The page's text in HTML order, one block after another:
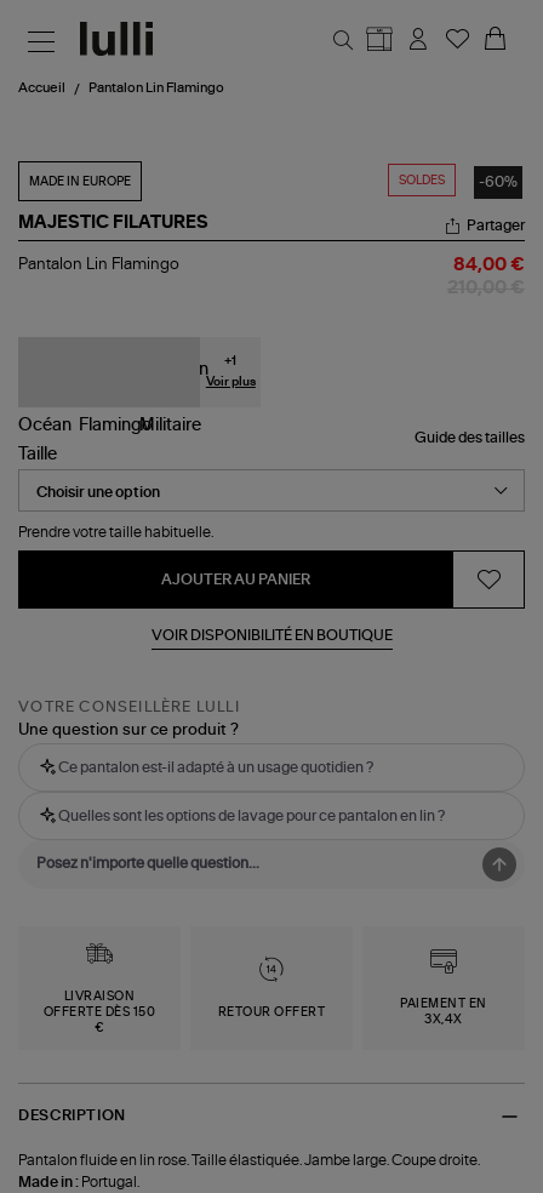
Accueil Pantalon Lin Flamingo
SOLDES -60%
MADE IN EUROPE
MAJESTIC FILATURES
Pantalon
Partager
Pantalon Lin Flamingo 84,00 €
+1
Voir plus
Guide des tailles
Taille
Prendre votre taille habituelle.
AJOUTER AU PANIER
VOIR DISPONIBILITÉ EN BOUTIQUE
VOTRE CONSEILLÈRE LULLI
Une question sur ce produit ?
Ce pantalon est-il adapté à un usage quotidien ?
Quelles sont les options de lavage pour ce pantalon en lin ?
LIVRAISON
OFFERTE DÈS 150
€
RETOUR OFFERT
PAIEMENT EN
3X,4X
DESCRIPTION
Pantalon fluide en lin rose. Taille élastiquée. Jambe large. Coupe droite.
Made in : Portugal.